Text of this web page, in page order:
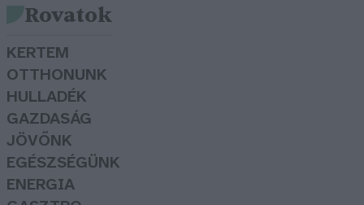
Rovatok
KERTEM
OTTHONUNK
HULLADÉK
GAZDASÁG
JÖVŐNK
EGÉSZSÉGÜNK
ENERGIA